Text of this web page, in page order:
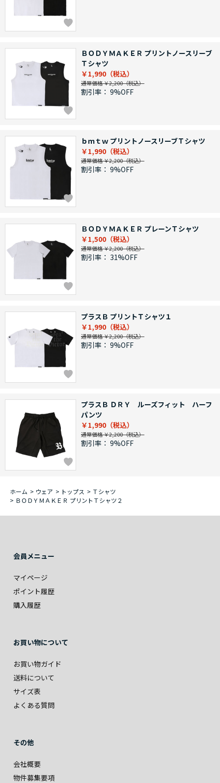
ＢＯＤＹＭＡＫＥＲ プリントノースリーブ
Ｔシャツ
￥1,990
通常価格 ￥2,200
割引率： 9%OFF
ｂｍｔｗ プリントノースリーブＴシャツ
￥1,990
通常価格 ￥2,200
割引率： 9%OFF
ＢＯＤＹＭＡＫＥＲ プレーンＴシャツ
￥1,500
通常価格 ￥2,200
割引率： 31%OFF
プラスＢ プリントＴシャツ１
￥1,990
通常価格 ￥2,200
割引率： 9%OFF
プラスＢ ＤＲＹ ルーズフィット ハーフ
パンツ
￥1,990
通常価格 ￥2,200
割引率： 9%OFF
ホーム > ウェア > トップス > Ｔシャツ
> ＢＯＤＹＭＡＫＥＲ プリントＴシャツ２
会員メニュー
マイページ
ポイント履歴
購入履歴
お買い物について
お買い物ガイド
送料について
サイズ表
よくある質問
その他
会社概要
物件募集要項